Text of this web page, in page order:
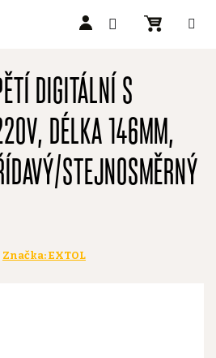
DIGITÁLNÍ S
DÉLKA 146MM,
STEJNOSMĚRNÝ
Značka: EXTOL